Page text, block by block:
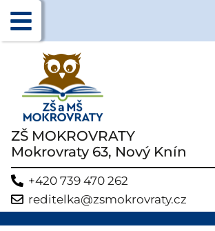
ZŠ MOKROVRATY
Mokrovraty 63, Nový Knín
+420 739 470 262
reditelka@zsmokrovraty.cz